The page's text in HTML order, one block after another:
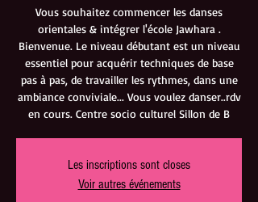
Vous souhaitez commencer les danses
orientales & intégrer l'école Jawhara .
Bienvenue. Le niveau débutant est un niveau
essentiel pour acquérir techniques de base
pas à pas, de travailler les rythmes, dans une
ambiance conviviale... Vous voulez danser..rdv
en cours. Centre socio culturel Sillon de B
Les inscriptions sont closes
Voir autres événements